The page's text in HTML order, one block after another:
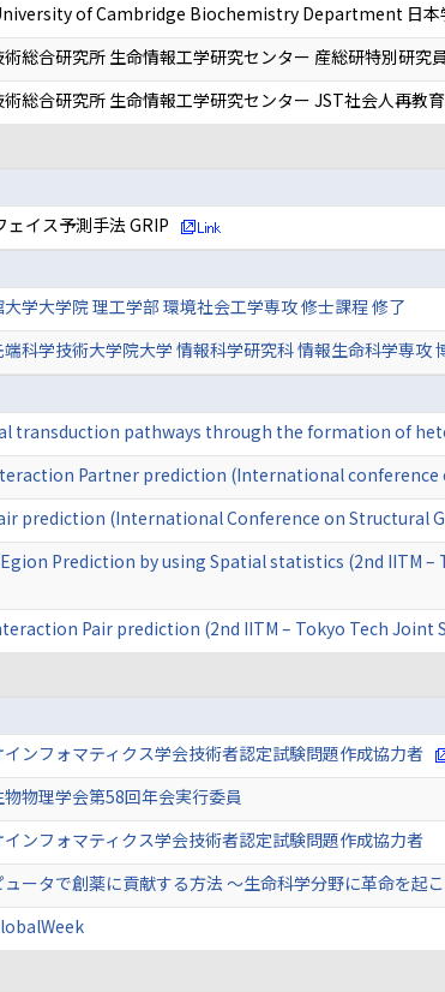
of Cambridge Biochemistry Department 日本
術総合研究所 生命情報工学研究センター 産総研特別研究員
術総合研究所 生命情報工学研究センター JST社会人再教
イス予測手法 GRIP
大学大学院 理工学部 環境社会工学専攻 修士課程 修了
科学技術大学院大学 情報科学研究科 情報生命科学専攻
transduction pathways through the formation of
Partner prediction (International
prediction (International Conference on Structural
Prediction by using Spatial statistics (2nd IITM
Interaction Pair prediction (2nd IITM – Tokyo Tech
インフォマティクス学会技術者認定試験問題作成協力者
物物理学会第58回年会実行委員
インフォマティクス学会技術者認定試験問題作成協力者
ュータで創薬に貢献する方法 〜生命科学分野に革命を